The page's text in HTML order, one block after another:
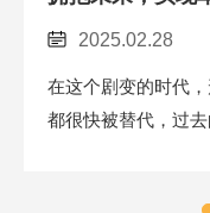
2025.02.28
在这个剧变的时代
都很快被替代，过